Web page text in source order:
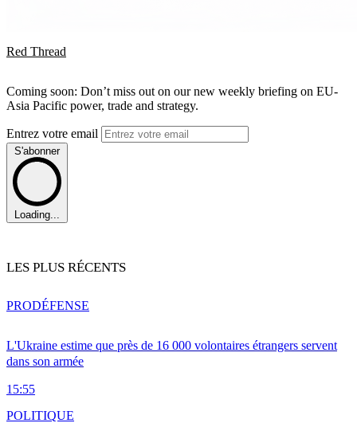
Red Thread
Coming soon: Don’t miss out on our new weekly briefing on EU-
Asia Pacific power, trade and strategy.
Entrez votre email
S'abonner
Loading...
LES PLUS RÉCENTS
L'Ukraine estime que près de 16 000 volontaires étrangers servent
dans son armée
15:55
PRODÉFENSE
POLITIQUE